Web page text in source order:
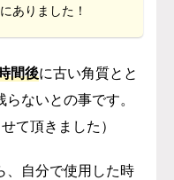
ありました！
間後に古い角質とと
ないとの事です。
て頂きました）
、自分で使用した時